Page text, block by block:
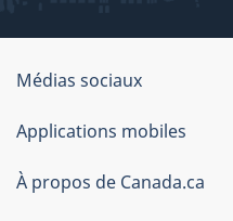
Organisation
du
gouvernement
du
Médias sociaux
Applications mobiles
À propos de Canada.ca